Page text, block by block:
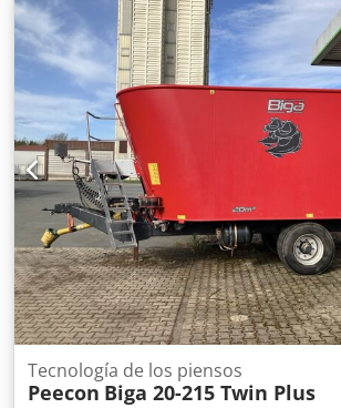
Tecnología de los piensos
Peecon Biga 20-215 Twin Plus